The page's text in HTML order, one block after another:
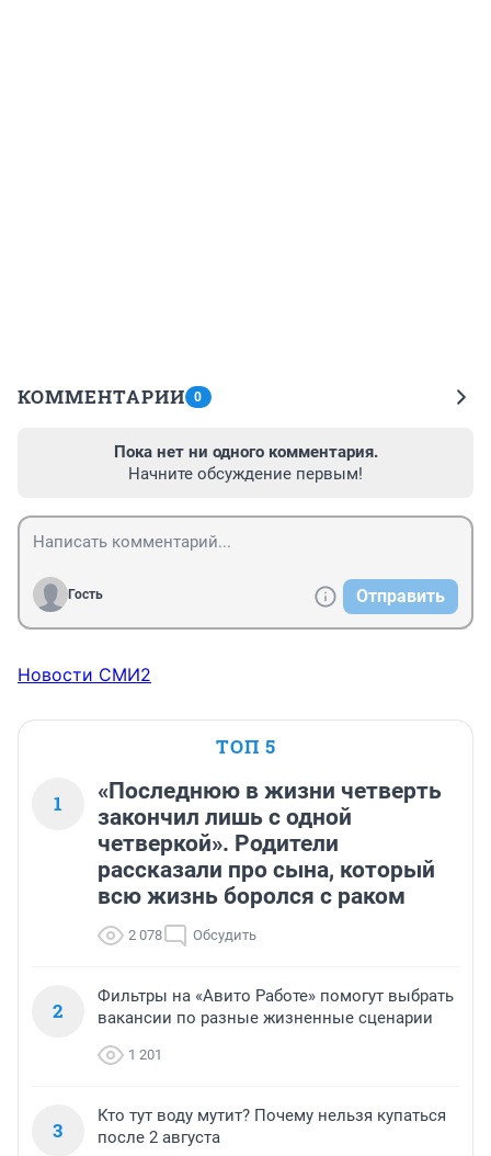
КОММЕНТАРИИ 0
Пока нет ни одного комментария.
Начните обсуждение первым!
Гость Отправить
Новости СМИ2
ТОП 5
1
«Последнюю в жизни четверть
закончил лишь с одной
четверкой». Родители
рассказали про сына, который
всю жизнь боролся с раком
2 078 Обсудить
2
Фильтры на «Авито Работе» помогут выбрать
вакансии по разные жизненные сценарии
1 201
3
Кто тут воду мутит? Почему нельзя купаться
после 2 августа